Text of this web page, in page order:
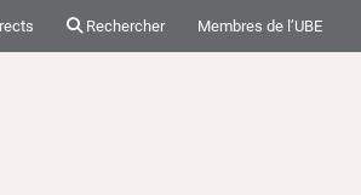
Rechercher Membres de l’UBE